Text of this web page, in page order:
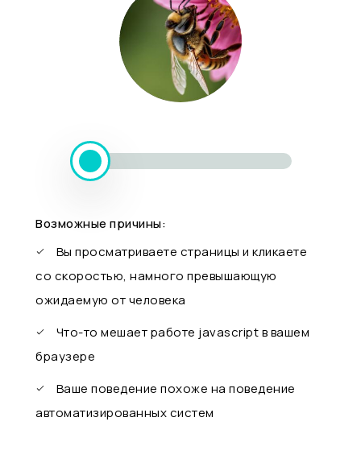
Возможные причины:
Вы просматриваете страницы и кликаете
со скоростью, намного превышающую
ожидаемую от человека
Что-то мешает работе javascript в вашем
браузере
Ваше поведение похоже на поведение
автоматизированных систем